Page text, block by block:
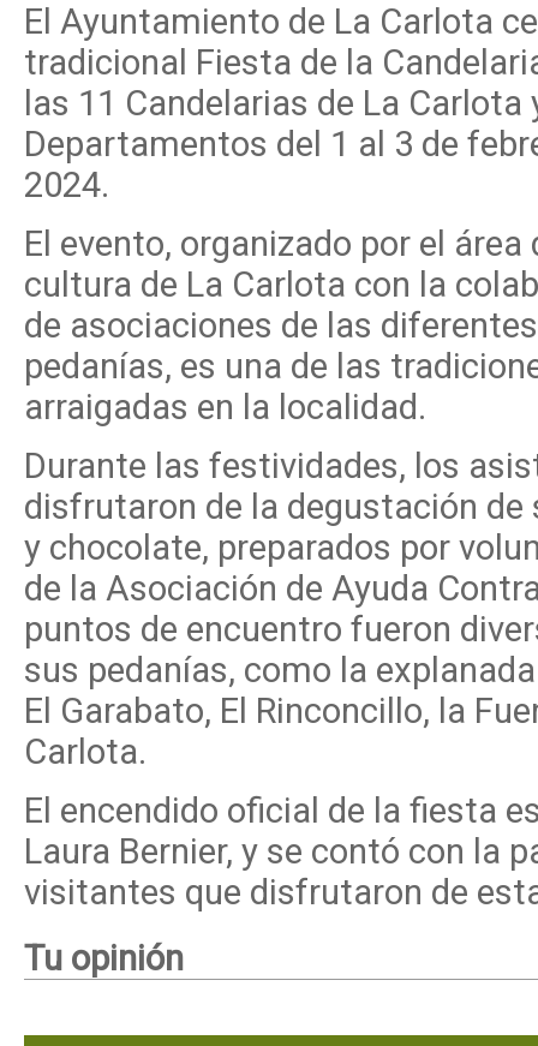
El Ayuntamiento de La Carlota
tradicional Fiesta de la
las 11 Candelarias de La Carlota
Departamentos del 1 al 3 de
2024.
El evento, organizado por el área
cultura de La Carlota con la
de asociaciones de las diferentes
pedanías, es una de las
arraigadas en la localidad.
Durante las festividades, los
disfrutaron de la degustación de
y chocolate, preparados por
de la Asociación de Ayuda
puntos de encuentro fueron
sus pedanías, como la
El Garabato, El Rinconcillo, la
Carlota.
El encendido oficial de la fiesta
Laura Bernier, y se contó con la
visitantes que disfrutaron de
Tu opinión